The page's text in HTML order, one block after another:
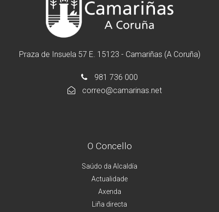
Praza de Insuela 57 E. 15123 - Camariñas (A Coruña)
981 736 000
correo@camarinas.net
O Concello
Saúdo da Alcaldía
Actualidade
Axenda
Liña directa